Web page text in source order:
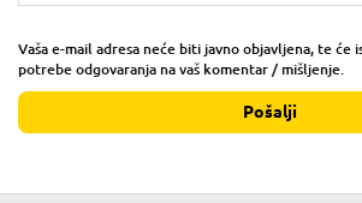
Vaša e-mail adresa neće biti javno objavljena, te će
potrebe odgovaranja na vaš komentar / mišljenje.
Pošalji